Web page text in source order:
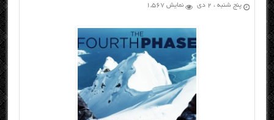
پنج شنبه ، ۲ دی نمایش 1,567